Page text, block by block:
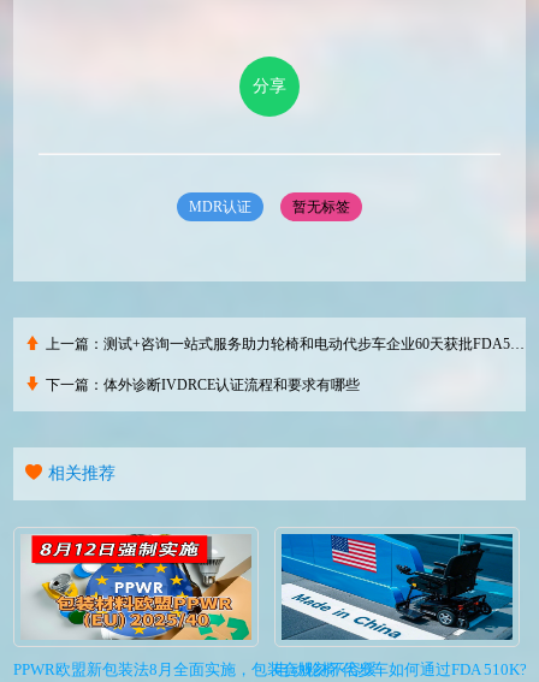
分享
MDR认证 暂无标签
上一篇：测试+咨询一站式服务助力轮椅和电动代步车企业60天获批FDA510K
下一篇：体外诊断IVDRCE认证流程和要求有哪些
相关推荐
PPWR欧盟新包装法8月全面实施，包装合规刻不容缓电动轮椅/代步车如何通过FDA